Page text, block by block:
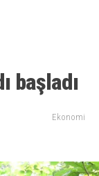
başladı
Ekonomi